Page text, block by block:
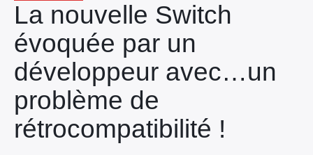
La nouvelle Switch
évoquée par un
développeur avec…un
problème de
rétrocompatibilité !